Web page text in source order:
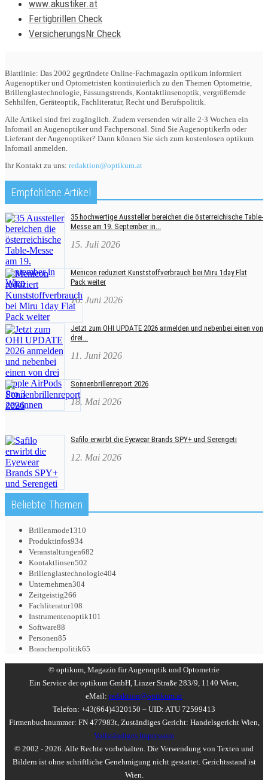
www.akustiker.at
Fertigbrillen Check
VersicherungsNr Check
Blattlinie: Das 2002 gegründete Online-Fachmagazin optikum informiert
Augenoptiker und Optometristen kontinuierlich zu den Themen Optometrie,
Brillenglastechnologie, Fassungstrends, Kontaktlinsenoptik, vergrößernde
Sehhilfen, Geräteoptik, Fachliteratur, Recht und Berufspolitik.
Alle Artikel sind frei zugänglich. Zudem versenden wir alle 2-3 Wochen ein
Infomail an Augenoptiker und Fachpersonal. Sind Sie AugenoptikerIn oder
Lieferant der Augenoptiker? Dann können Sie sich zum kostenlosen optikum
Infomail anmelden.
Ihr Kontakt zu uns: redaktion@optikum.at
Empfohlene Artikel
35 hochwertige Aussteller bereichen die österreichische Table-
Messe am 19. September in...
15. Juli 2026
Menicon reduziert Kunststoffverbrauch bei Miru 1day Flat
Pack weiter
16. Juni 2026
Jetzt zum OHI UPDATE 2026 anmelden und nebenbei einen von
drei...
11. Juni 2026
Sonnenbrillenreport 2026
18. Mai 2026
Safilo erwirbt die Eyewear Brands SPY+ und Serengeti
12. Mai 2026
Beliebte Themen
Brillenmode1310
Produktinfos934
Veranstaltungen682
Kontaktlinsen502
Brillenglastechnologie404
Unternehmen304
Zeitgeistig266
Fachliteratur108
Instrumentenoptik101
Software88
Personen85
Branchenpolitik65
© optikum, Magazin für Augenoptik und Optometrie
Ein Service der optikum GmbH, Linzer Straße 283/9, 1140 Wien,
eMail: redaktion@optikum.at
Telefon: +43(664)4320150 – UID: ATU 72599413
Firmenbuchnummer: FN 477983t, Zuständiges Gericht: Handelsgericht Wien,
Vollständiges Impressum
© 2002 - 2026. Alle Rechte vorbehalten. Die Verwendung von Texten und
Bildern ist ohne schriftliche Genehmigung nicht gestattet. Gerichtsstand ist
Wien.